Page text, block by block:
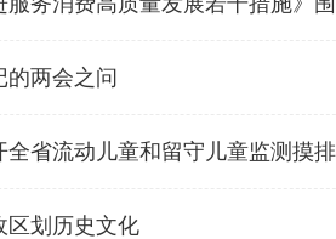
的两会之问
全省流动儿童和留守儿童监测摸
区划历史文化